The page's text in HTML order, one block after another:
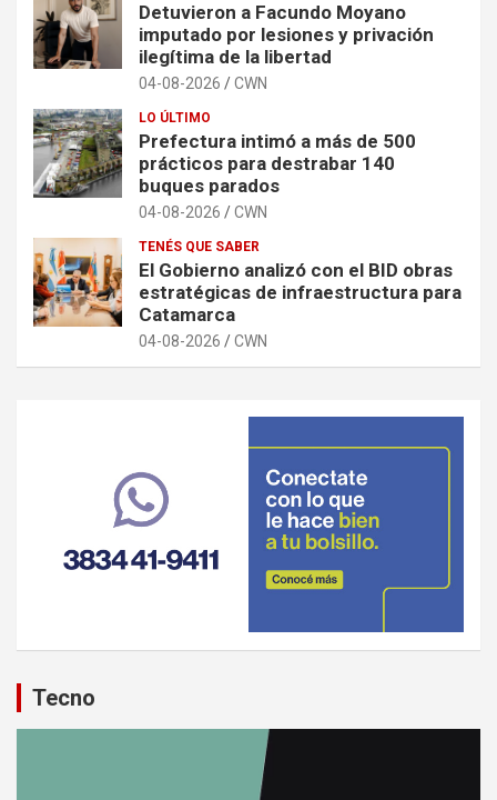
Detuvieron a Facundo Moyano
imputado por lesiones y privación
ilegítima de la libertad
04-08-2026 CWN
LO ÚLTIMO
Prefectura intimó a más de 500
prácticos para destrabar 140
buques parados
04-08-2026 CWN
TENÉS QUE SABER
El Gobierno analizó con el BID obras
estratégicas de infraestructura para
Catamarca
04-08-2026 CWN
Tecno